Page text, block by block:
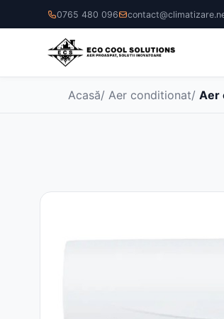
0765 480 096
Acasă/ Aer conditionat/ Aer